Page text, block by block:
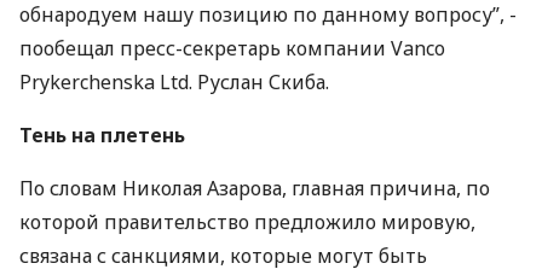
обнародуем нашу позицию по данному вопросу”, -
пообещал пресс-секретарь компании Vanco
Prykerchenska Ltd. Руслан Скиба.
Тень на плетень
По словам Николая Азарова, главная причина, по
которой правительство предложило мировую,
связана с санкциями, которые могут быть